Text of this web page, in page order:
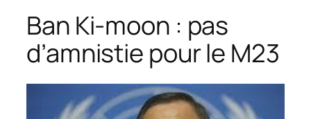
Ban Ki-moon : pas
d’amnistie pour le M23